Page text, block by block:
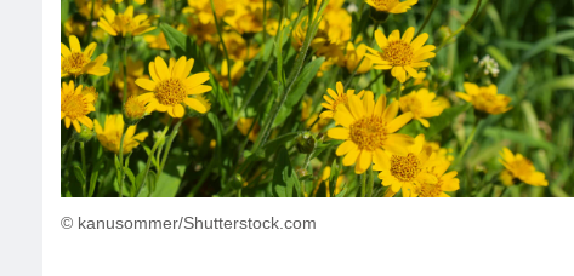
© kanusommer/Shutterstock.com